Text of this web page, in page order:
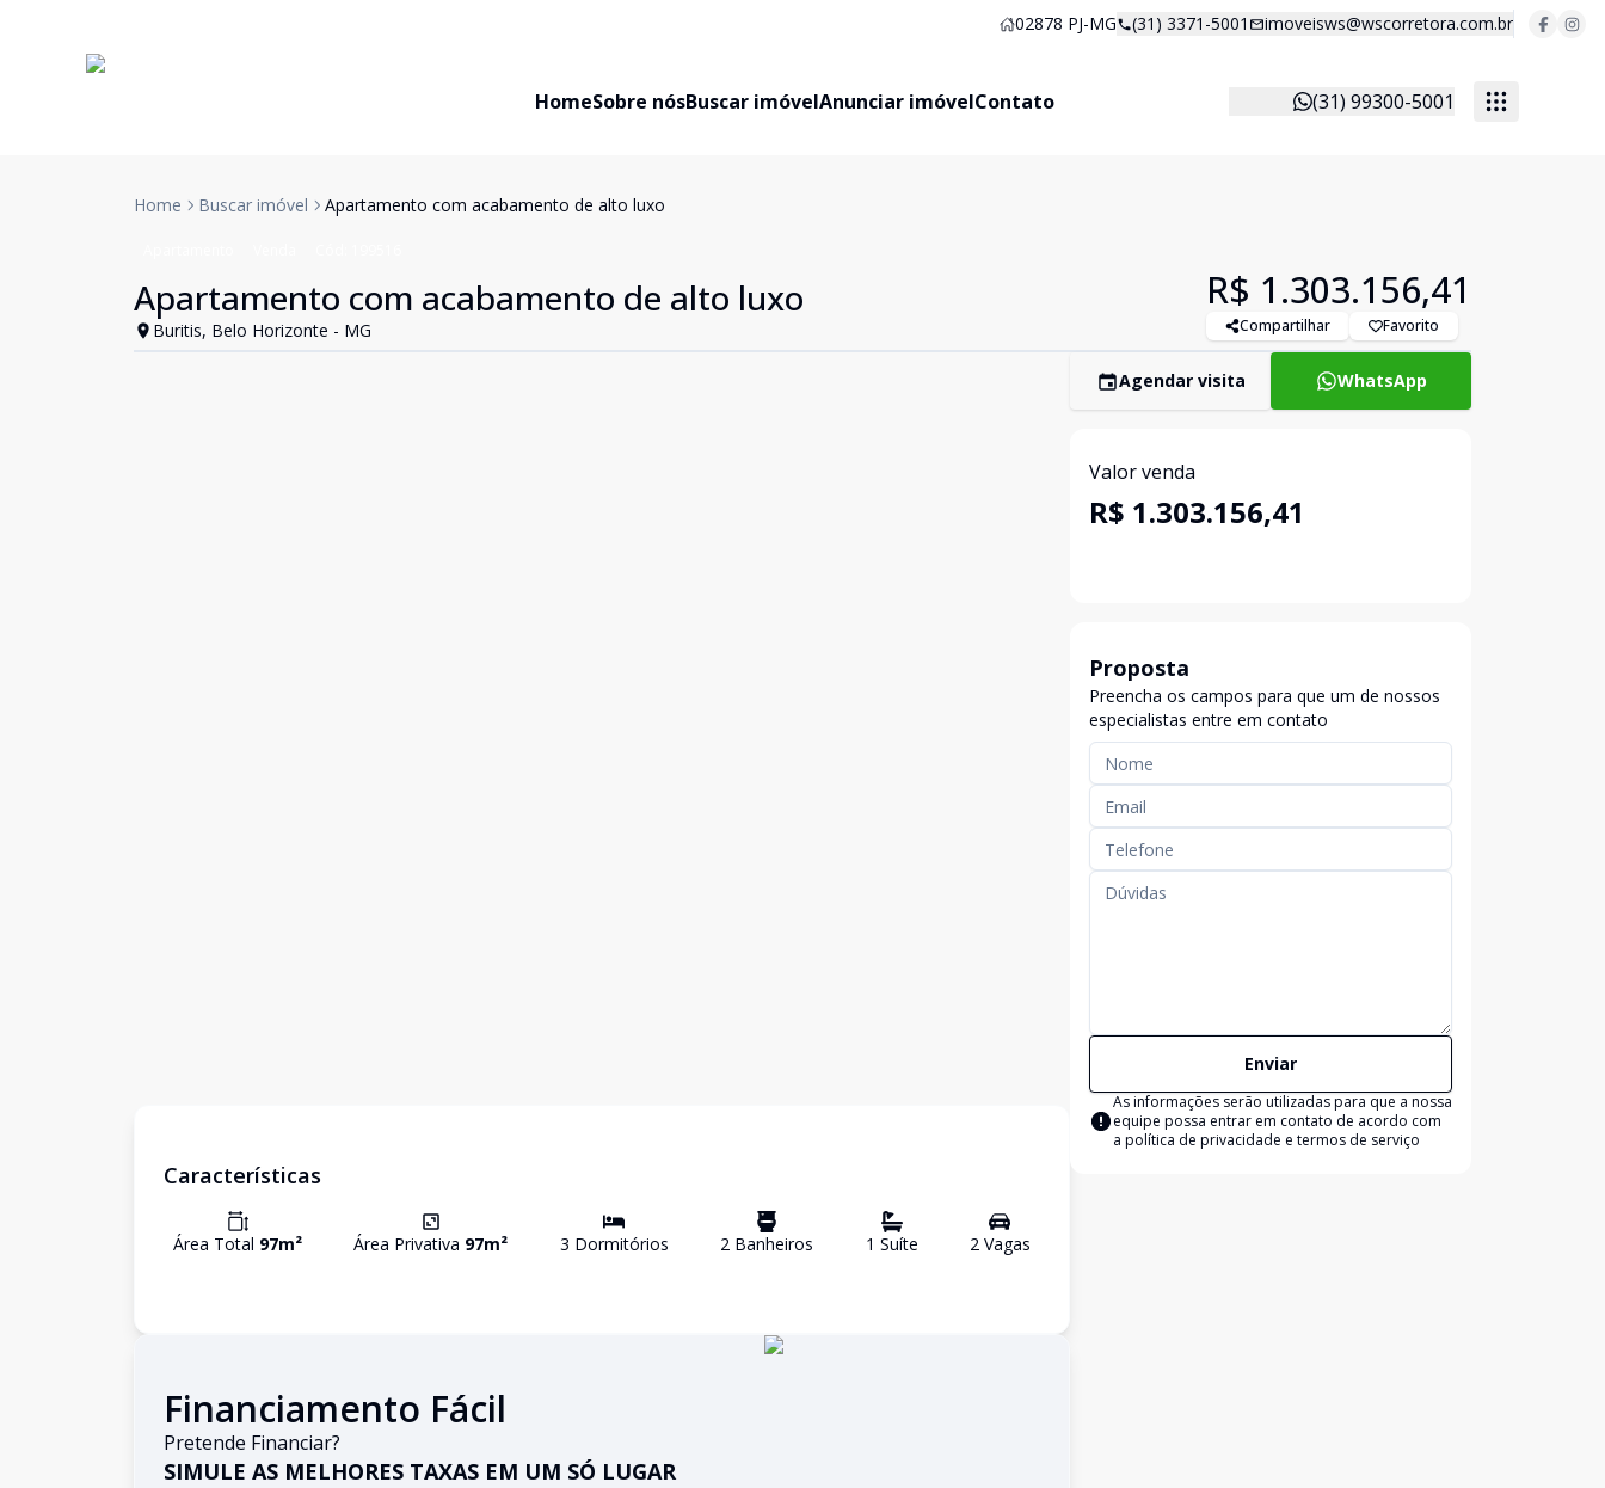
02878 PJ-MG (31) 3371-5001 imoveisws@wscorretora.com.br
HomeSobre nósBuscar imóvelAnunciar imóvelContato (31) 99300-5001
Home Buscar imóvel Apartamento com acabamento de alto luxo
Apartamento com acabamento de alto luxo
Buritis, Belo Horizonte - MG
R$ 1.303.156,41
Compartilhar Favorito
Características
Área Total 97m² Área Privativa 97m² 3 Dormitórios 2 Banheiros 1 Suíte 2Vagas
Financiamento Fácil
Pretende Financiar?
SIMULE AS MELHORES TAXAS EM UM SÓ LUGAR
Agendar visita WhatsApp
Valor venda
R$ 1.303.156,41
Proposta
Preencha os campos para que um de nossos
especialistas entre em contato
Enviar
As informações serão utilizadas para que a nossa
equipe possa entrar em contato de acordo com
a política de privacidade e termos de serviço